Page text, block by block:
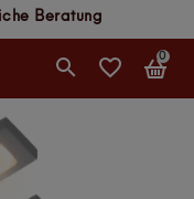
Beratung
0